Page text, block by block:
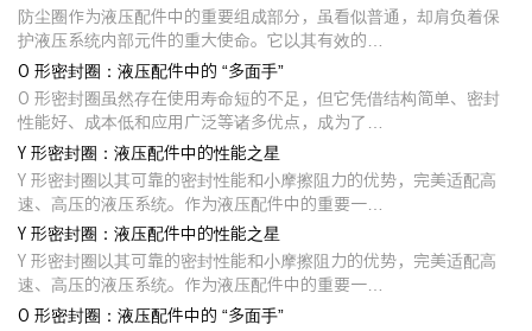
防尘圈作为液压配件中的重要组成部分，虽看似普通，却肩负着保
护液压系统内部元件的重大使命。它以其有效的…
O 形密封圈：液压配件中的 “多面手”
O 形密封圈虽然存在使用寿命短的不足，但它凭借结构简单、密封
性能好、成本低和应用广泛等诸多优点，成为了…
Y 形密封圈：液压配件中的性能之星
Y 形密封圈以其可靠的密封性能和小摩擦阻力的优势，完美适配高
速、高压的液压系统。作为液压配件中的重要一…
Y 形密封圈：液压配件中的性能之星
Y 形密封圈以其可靠的密封性能和小摩擦阻力的优势，完美适配高
速、高压的液压系统。作为液压配件中的重要一…
O 形密封圈：液压配件中的 “多面手”